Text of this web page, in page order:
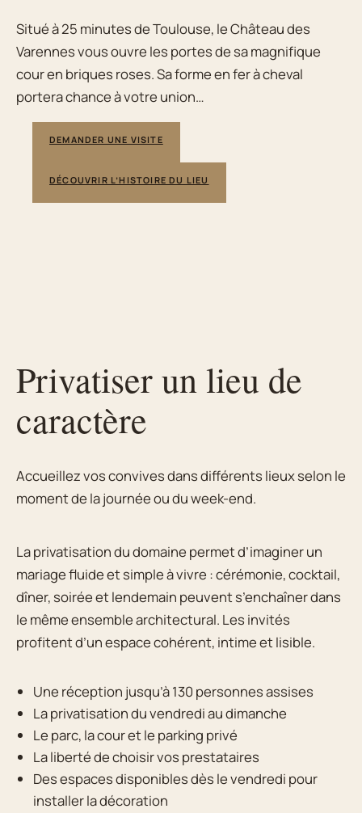
Situé à 25 minutes de Toulouse, le Château des
Varennes vous ouvre les portes de sa magnifique
cour en briques roses. Sa forme en fer à cheval
portera chance à votre union…
DEMANDER UNE VISITE
DÉCOUVRIR L’HISTOIRE DU LIEU
Privatiser un lieu de
caractère
Accueillez vos convives dans différents lieux selon le
moment de la journée ou du week-end.
La privatisation du domaine permet d’imaginer un
mariage fluide et simple à vivre : cérémonie, cocktail,
dîner, soirée et lendemain peuvent s’enchaîner dans
le même ensemble architectural. Les invités
profitent d’un espace cohérent, intime et lisible.
Une réception jusqu’à 130 personnes assises
La privatisation du vendredi au dimanche
Le parc, la cour et le parking privé
La liberté de choisir vos prestataires
Des espaces disponibles dès le vendredi pour
installer la décoration